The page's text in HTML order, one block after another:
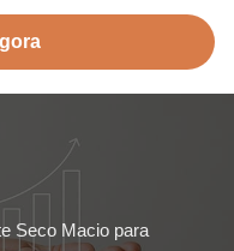
Seco Macio para